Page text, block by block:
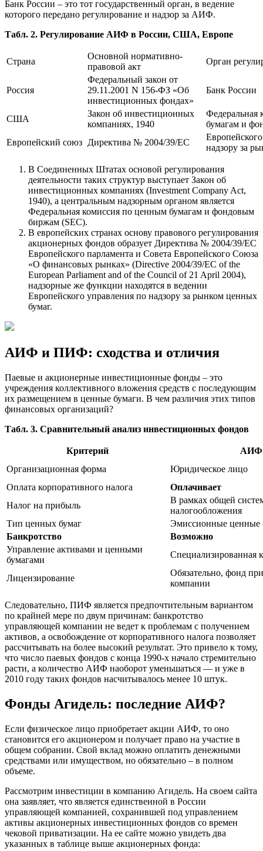
Банк России – это тот государственный орган, в ведение
которого передано регулирование и надзор за АИФ.
Табл. 2. Регулирование АИФ в России, США, Европе
Страна
Основной нормативно-
правовой акт
Орган
Россия
Федеральный закон от
29.11.2001 N 156-ФЗ «Об
инвестиционных фондах»
Банк России
США
Закон об инвестиционных
компаниях, 1940
Федеральная
бумагам и
Европейский союз Директива № 2004/39/ЕС
надзору за
В Соединенных Штатах основой регулирования
деятельности таких структур выступает Закон об
инвестиционных компаниях (Investment Company Act,
1940), а центральным надзорным органом является
Федеральная комиссия по ценным бумагам и фондовым
биржам (SEC).
В европейских странах основу правового регулирования
акционерных фондов образует Директива № 2004/39/ЕС
Европейского парламента и Совета Европейского Союза
«О финансовых рынках» (Directive 2004/39/EC of the
European Parliament and of the Council of 21 April 2004),
надзорные же функции находятся в ведении
Европейского управления по надзору за рынком ценных
бумаг.
АИФ и ПИФ: сходства и отличия
Паевые и акционерные инвестиционные фонды – это
учреждения коллективного вложения средств с последующим
их размещением в ценные бумаги. В чем различия этих типов
финансовых организаций?
Табл. 3. Сравнительный анализ инвестиционных фондов
Критерий
АИФ
Организационная форма
Юридическое лицо
Оплата корпоративного налога
Оплачивает
Налог на прибыль
В рамках общей
налогообложения
Тип ценных бумаг
Эмиссионные ценные
Банкротство
Возможно
Управление активами и ценными
бумагами
Специализированная
Лицензирование
Обязательно, фонд
компании
Следовательно, ПИФ является предпочтительным вариантом
по крайней мере по двум причинам: банкротство
управляющей компании не ведет к проблемам с получением
активов, а освобождение от корпоративного налога позволяет
рассчитывать на более высокий результат. Это привело к тому,
что число паевых фондов с конца 1990-х начало стремительно
расти, а количество АИФ наоборот уменьшаться — и уже в
2010 году таких фондов насчитывалось менее 10 штук.
Фонды Агидель: последние АИФ?
Если физическое лицо приобретает акции АИФ, то оно
становится его акционером и получает право на участие в
общем собрании. Свой вклад можно оплатить денежными
средствами или имуществом, но обязательно – в полном
объеме.
Рассмотрим инвестиции в компанию Агидель. На своем сайта
она заявляет, что является единственной в России
управляющей компанией, сохранившей под управлением
активы акционерных инвестиционных фондов со времен
чековой приватизации. На ее сайте можно увидеть два
указанных в таблице выше акционерных фонда: